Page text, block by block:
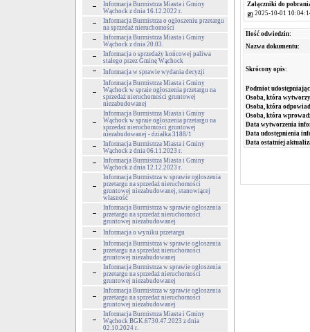
Informacja Burmistrza Miasta i Gminy
Wąchock z dnia 16.12.2022 r.
Informacja Burmistrza o ogłoszeniu przetargu
na sprzedaż nieruchomości
Informacja Burmistrza Miasta i Gminy
Wąchock z dnia 20.03.
Informacja o sprzedaży końcowej paliwa
stałego przez Gminę Wąchock
Informacja w sprawie wydania decyzji
Informacja Burmistrza Miasta i Gminy
Wąchock w spraie ogłoszenia przetargu na
sprzedaż nieruchomości gruntowej
niezabudowanej
Informacja Burmistrza Miasta i Gminy
Wąchock w spraie ogłoszenia przetargu na
sprzedaż nieruchomości gruntowej
niezabudowanej - działka 3188/1
Informacja Burmistrza Miasta i Gminy
Wąchock z dnia 06.11.2023 r.
Informacja Burmistrza Miasta i Gminy
Wąchock z dnia 12.12.2023 r.
Informacja Burmistrza w sprawie ogłoszenia
przetargu na sprzedaż nieruchomości
gruntowej niezabudowanej, stanowiącej
własność
Informacja Burmistrza w sprawie ogłoszenia
przetargu na sprzedaż nieruchomości
gruntowej niezabudowanej
Informacja o wyniku przetargu
Informacja Burmistrza w sprawie ogłoszenia
przetargu na sprzedaż nieruchomości
gruntowej niezabudowanej
Informacja Burmistrza w sprawie ogłoszenia
przetargu na sprzedaż nieruchomości
gruntowej niezabudowanej
Informacja Burmistrza w sprawie ogłoszenia
przetargu na sprzedaż nieruchomości
gruntowej niezabudowanej
Informacja Burmistrza Miasta i Gminy
Wąchock BGK.6730.47.2023 z dnia
02.10.2024 r.
Załączniki do
2025-10-01
Ilość odwiedzin:
Nazwa dokumentu:
Skrócony opis:
Podmiot
Osoba, która
Osoba, która
Osoba, która
Data wytworzenia
Data udostępnienia
Data ostatniej